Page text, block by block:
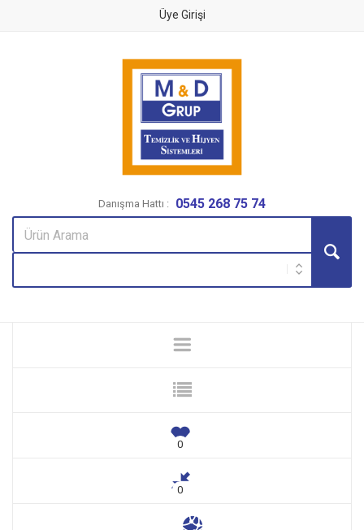
Üye Girişi
Danışma Hattı : 0545 268 75 74